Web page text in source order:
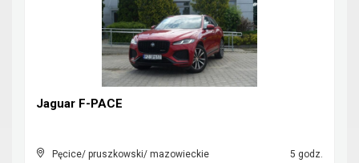
Jaguar F-PACE
Pęcice/ pruszkowski/ mazowieckie 5 godz.